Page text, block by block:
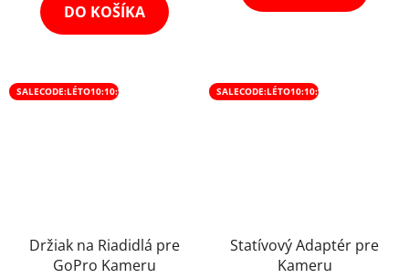
DO KOŠÍKA
SALECODE:LÉTO10:10:%
Držiak na Riadidlá pre
GoPro Kameru
SALECODE:LÉTO10:10:%
Statívový Adaptér pre
Kameru